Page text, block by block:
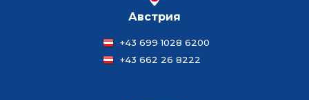
Австрия
+43 699 1028 6200
+43 662 26 8222